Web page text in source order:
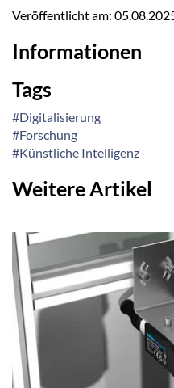
Veröffentlicht am:
Informationen
Tags
#Digitalisierung
#Forschung
#Künstliche Intelligenz
Weitere Artikel